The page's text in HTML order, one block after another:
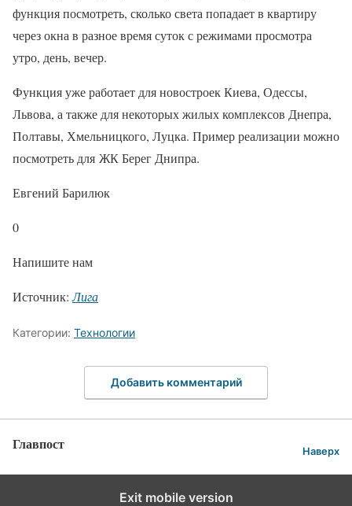
функция посмотреть, сколько света попадает в квартиру
через окна в разное время суток с режимами просмотра
утро, день, вечер.
Функция уже работает для новостроек Киева, Одессы,
Львова, а также для некоторых жилых комплексов Днепра,
Полтавы, Хмельницкого, Луцка. Пример реализации можно
посмотреть для ЖК Берег Днипра.
Евгений Барилюк
0
Напишите нам
Источник:Лига
Категории: Технологии
Добавить комментарий
Главпост Наверх
Exit mobile version